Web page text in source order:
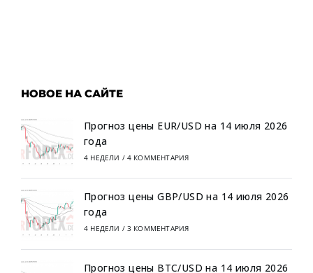
НОВОЕ НА САЙТЕ
Прогноз цены EUR/USD на 14 июля 2026
года
4 НЕДЕЛИ / 4 КОММЕНТАРИЯ
Прогноз цены GBP/USD на 14 июля 2026
года
4 НЕДЕЛИ / 3 КОММЕНТАРИЯ
Прогноз цены BTC/USD на 14 июля 2026